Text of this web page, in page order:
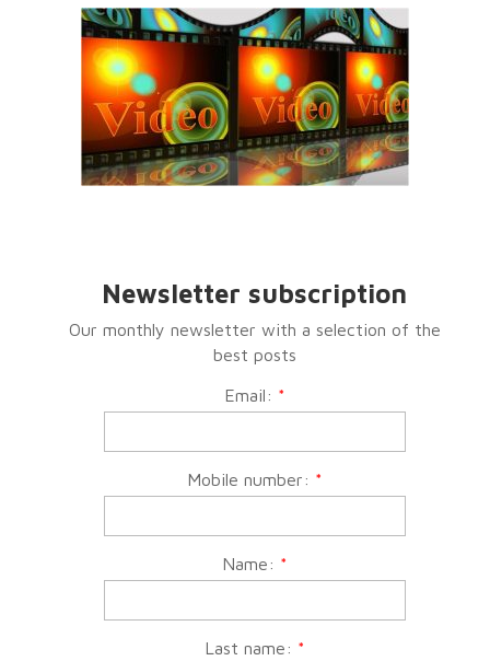
Newsletter subscription
Our monthly newsletter with a selection of the
best posts
Email: *
Mobile number: *
Name: *
Last name: *